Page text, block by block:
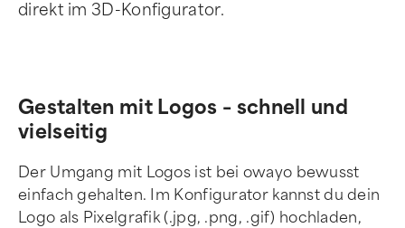
direkt im 3D-Konfigurator.
Gestalten mit Logos – schnell und
vielseitig
Der Umgang mit Logos ist bei owayo bewusst
einfach gehalten. Im Konfigurator kannst du dein
Logo als Pixelgrafik (.jpg, .png, .gif) hochladen,